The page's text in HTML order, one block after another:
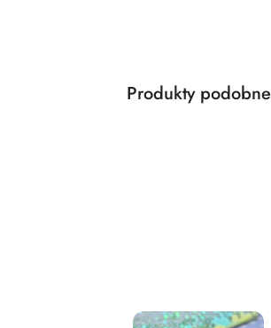
Pomiń karuzelę produktów
Produkty
Produkty podobne